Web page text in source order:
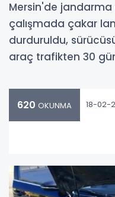
Mersin'de jandarma
çalışmada çakar
durduruldu,
araç trafikten 30
620 OKUNMA 18-02-